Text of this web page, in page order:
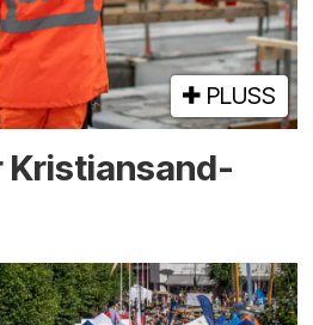
PLUSS
Kristiansand-